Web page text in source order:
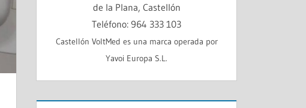
de la Plana, Castellón
Teléfono: 964 333 103
Castellón VoltMed es una marca operada por
Yavoi Europa S.L.